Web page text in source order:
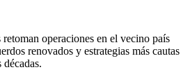
operaciones en el vecino país
renovados y estrategias más cautas
décadas.